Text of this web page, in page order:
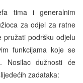
tima i generalnim
za odjel za ratne
pružati podršku odjelu
funkcijama koje se
Nosilac dužnosti će
zadataka: